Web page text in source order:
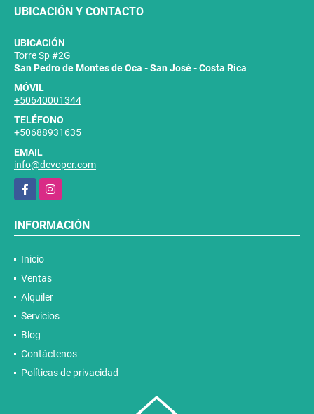
UBICACIÓN Y CONTACTO
UBICACIÓN
Torre Sp #2G
San Pedro de Montes de Oca - San José - Costa Rica
MÓVIL
+50640001344
TELÉFONO
+50688931635
EMAIL
info@devopcr.com
FacebookInstagram
INFORMACIÓN
Inicio
Ventas
Alquiler
Servicios
Blog
Contáctenos
Políticas de privacidad